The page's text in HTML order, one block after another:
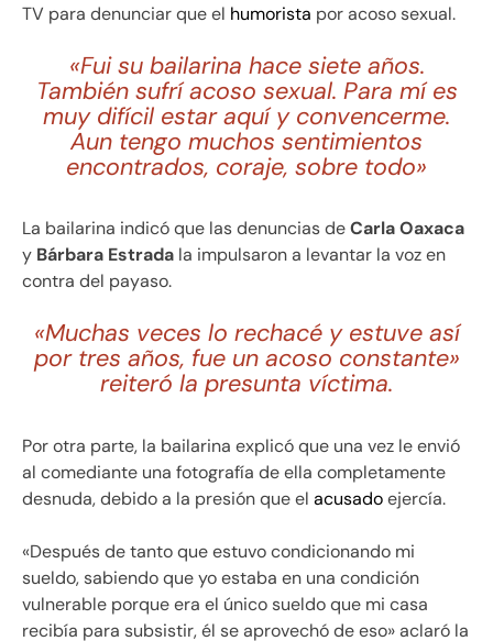
TV para denunciar que el humorista por acoso sexual.
«Fui su bailarina hace siete años.
También sufrí acoso sexual. Para mí es
muy difícil estar aquí y convencerme.
Aun tengo muchos sentimientos
encontrados, coraje, sobre todo»
La bailarina indicó que las denuncias deCarla Oaxaca
y Bárbara Estrada la impulsaron a levantar la voz en
contra del payaso.
«Muchas veces lo rechacé y estuve así
por tres años, fue un acoso constante»
reiteró la presunta víctima.
Por otra parte, la bailarina explicó que una vez le envió
al comediante una fotografía de ella completamente
desnuda, debido a la presión que el acusadoejercía.
«Después de tanto que estuvo condicionando mi
sueldo, sabiendo que yo estaba en una condición
vulnerable porque era el único sueldo que mi casa
recibía para subsistir, él se aprovechó de eso» aclaró la